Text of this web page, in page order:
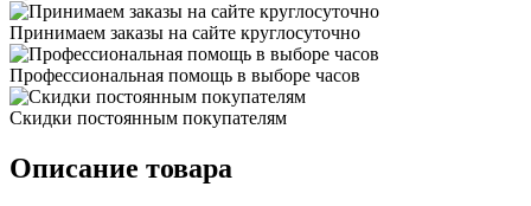
Принимаем заказы на сайте круглосуточно
Профессиональная помощь в выборе часов
Скидки постоянным покупателям
Описание товара